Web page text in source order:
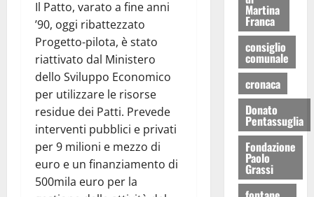
Il Patto, varato a fine anni
’90, oggi ribattezzato
Progetto-pilota, è stato
riattivato dal Ministero
dello Sviluppo Economico
per utilizzare le risorse
residue dei Patti. Prevede
interventi pubblici e privati
per 9 milioni e mezzo di
euro e un finanziamento di
500mila euro per la
Martina
Franca
consiglio
comunale
cronaca
Donato
Pentassuglia
Fondazione
Paolo
Grassi